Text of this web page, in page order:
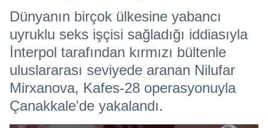
Dünyanın birçok ülkesine yabancı
uyruklu seks işçisi sağladığı iddiasıyla
İnterpol tarafından kırmızı bültenle
uluslararası seviyede aranan Nilufar
Mirxanova, Kafes-28 operasyonuyla
Çanakkale'de yakalandı.